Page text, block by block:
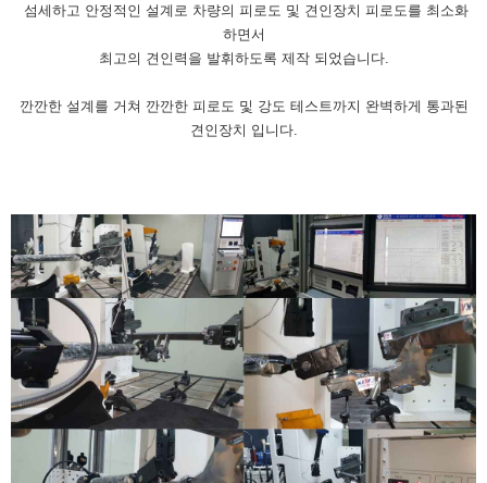
섬세하고 안정적인 설계로 차량의 피로도 및 견인장치 피로도를 최소화
하면서
최고의 견인력을 발휘하도록 제작 되었습니다.
깐깐한 설계를 거쳐 깐깐한 피로도 및 강도 테스트까지 완벽하게 통과된
견인장치 입니다.